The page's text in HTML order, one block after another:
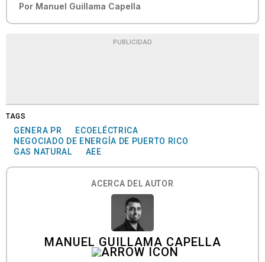
Por Manuel Guillama Capella
PUBLICIDAD
TAGS
GENERA PR
ECOELÉCTRICA
NEGOCIADO DE ENERGÍA DE PUERTO RICO
GAS NATURAL
AEE
ACERCA DEL AUTOR
MANUEL GUILLAMA CAPELLA